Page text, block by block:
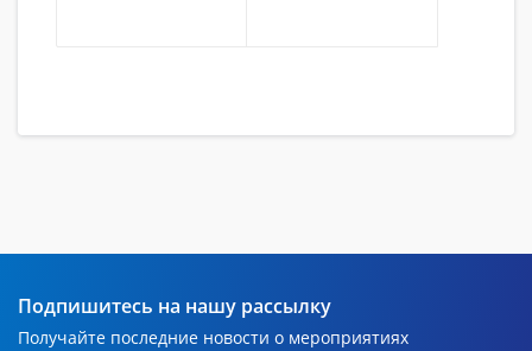
Подпишитесь на нашу рассылку
Получайте последние новости о мероприятиях